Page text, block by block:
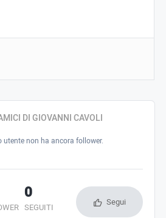
DI GIOVANNI CAVOLI
utente non ha ancora follower.
SEGUITI
0 Segui